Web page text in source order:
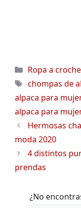
Categorías
Ropa a
Etiquetas
chompas de
alpaca para
alpaca para mujer
Hermosas
moda 2020
4 distintos
prendas
¿No